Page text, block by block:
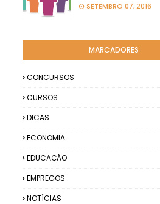
SETEMBRO 07, 2016
MARCADORES
CONCURSOS
CURSOS
DICAS
ECONOMIA
EDUCAÇÃO
EMPREGOS
NOTÍCIAS